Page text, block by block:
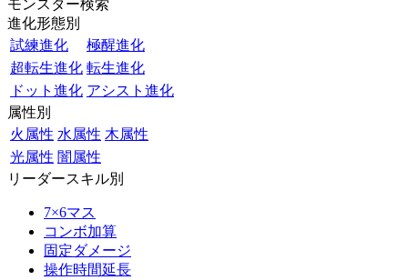
モンスター検索
進化形態別
試練進化
極醒進化
超転生進化 転生進化
ドット進化 アシスト進化
属性別
火属性 水属性 木属性
光属性 闇属性
リーダースキル別
7×6マス
コンボ加算
固定ダメージ
操作時間延長